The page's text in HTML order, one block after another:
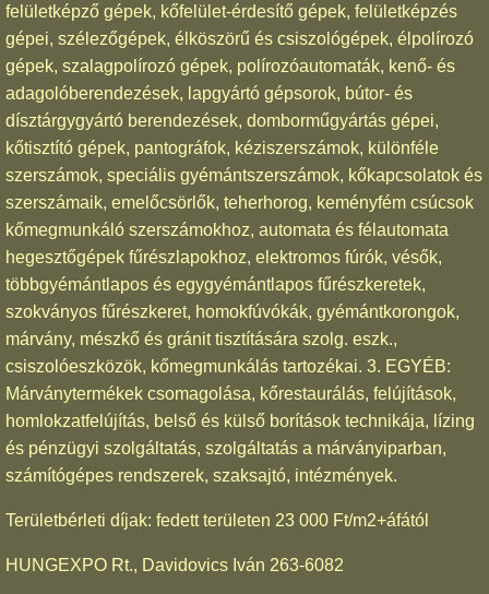
felületképző gépek, kőfelület-érdesítő gépek, felületképzés
gépei, szélezőgépek, élköszörű és csiszológépek, élpolírozó
gépek, szalagpolírozó gépek, polírozóautomaták, kenő- és
adagolóberendezések, lapgyártó gépsorok, bútor- és
dísztárgygyártó berendezések, domborműgyártás gépei,
kőtisztító gépek, pantográfok, kéziszerszámok, különféle
szerszámok, speciális gyémántszerszámok, kőkapcsolatok és
szerszámaik, emelőcsörlők, teherhorog, keményfém csúcsok
kőmegmunkáló szerszámokhoz, automata és félautomata
hegesztőgépek fűrészlapokhoz, elektromos fúrók, vésők,
többgyémántlapos és egygyémántlapos fűrészkeretek,
szokványos fűrészkeret, homokfúvókák, gyémántkorongok,
márvány, mészkő és gránit tisztítására szolg. eszk.,
csiszolóeszközök, kőmegmunkálás tartozékai. 3. EGYÉB:
Márványtermékek csomagolása, kőrestaurálás, felújítások,
homlokzatfelújítás, belső és külső borítások technikája, lízing
és pénzügyi szolgáltatás, szolgáltatás a márványiparban,
számítógépes rendszerek, szaksajtó, intézmények.
Területbérleti díjak: fedett területen 23 000 Ft/m2+áfától
HUNGEXPO Rt., Davidovics Iván 263-6082